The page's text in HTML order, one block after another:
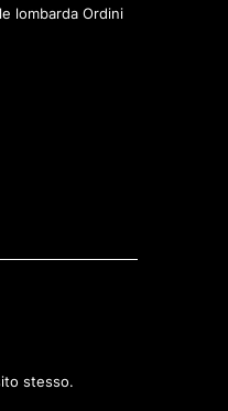
lombarda Ordini
stesso.